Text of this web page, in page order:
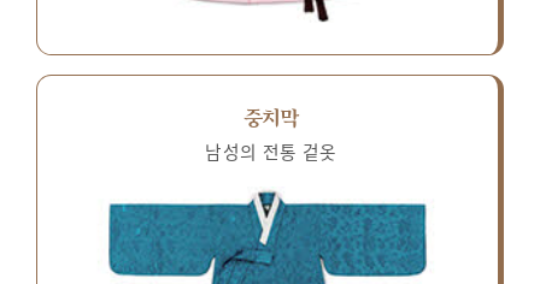
중치막
남성의 전통 겉옷